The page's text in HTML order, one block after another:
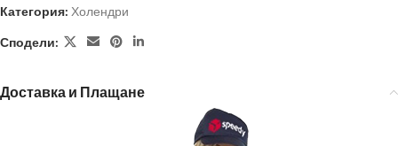
Категория: Холендри
Сподели:
Доставка и Плащане